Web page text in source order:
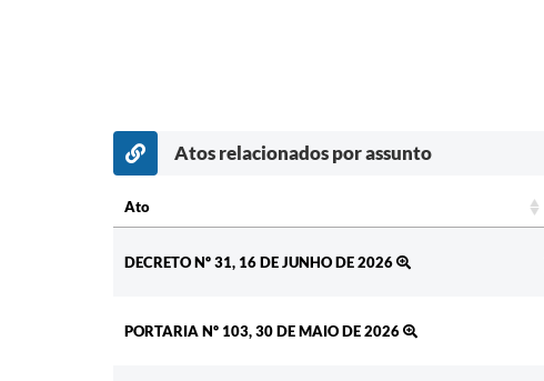
Atos relacionados por assunto
Ato
DECRETO Nº 31, 16 DE JUNHO DE 2026
PORTARIA Nº 103, 30 DE MAIO DE 2026